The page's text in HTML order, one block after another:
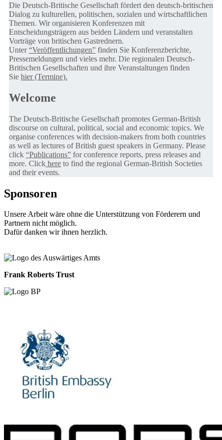
Die Deutsch-Britische Gesellschaft fördert den deutsch-britischen
Dialog zu kulturellen, politischen, sozialen und wirtschaftlichen
Themen. Wir organisieren Konferenzen mit
Entscheidungsträgern aus beiden Ländern und veranstalten
Vorträge von britischen Gastrednern.
Unter“Veröffentlichungen” finden Sie Konferenzberichte,
Pressemeldungen und vieles mehr. Die regionalen Deutsch-
Britischen Gesellschaften und ihre Veranstaltungen finden
Sie hier (Termine).
Welcome
The Deutsch-Britische Gesellschaft promotes German-British
discourse on cultural, political, social and economic topics. We
organise conferences with decision-makers from both countries
as well as lectures of British guest speakers in Germany. Please
click “Publications” for conference reports, press releases and
more. Click here to find the regional German-British Societies
and their events.
Sponsoren
Unsere Arbeit wäre ohne die Unterstützung von Förderern und
Partnern nicht möglich.
Dafür danken wir ihnen herzlich.
Frank Roberts Trust